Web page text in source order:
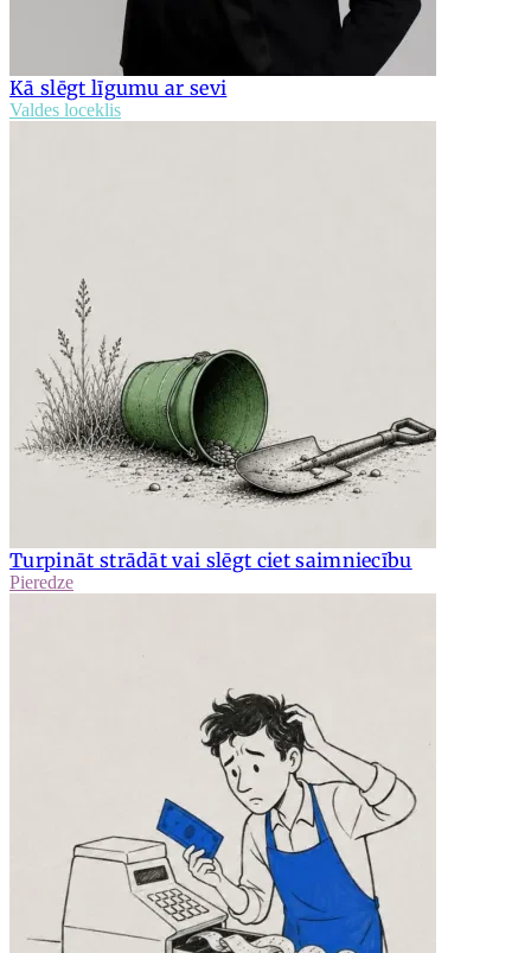
Kā slēgt līgumu ar sevi
Valdes loceklis
Turpināt strādāt vai slēgt ciet saimniecību
Pieredze